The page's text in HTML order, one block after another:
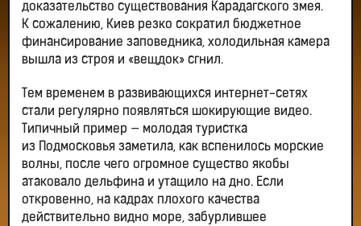
доказательство существования Карадагского змея.
К сожалению, Киев резко сократил бюджетное
финансирование заповедника, холодильная камера
вышла из строя и «вещдок» сгнил.
Тем временем в развивающихся интернет-сетях
стали регулярно появляться шокирующие видео.
Типичный пример — молодая туристка
из Подмосковья заметила, как вспенилось морские
волны, после чего огромное существо якобы
атаковало дельфина и утащило на дно. Если
откровенно, на кадрах плохого качества
действительно видно море, забурлившее